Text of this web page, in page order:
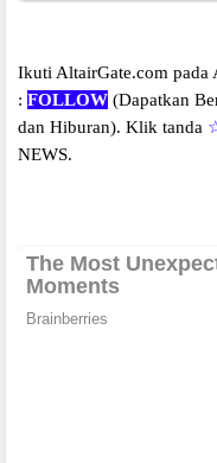
Ikuti AltairGate.com pada
: FOLLOW (Dapatkan
dan Hiburan). Klik tanda
NEWS.